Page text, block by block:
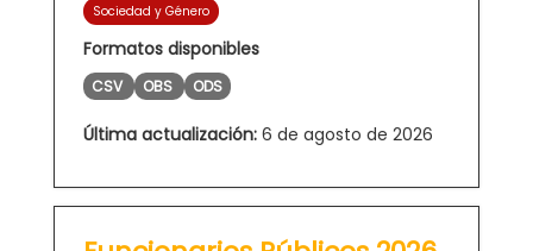
Sociedad y Género
Formatos disponibles
CSV OBS ODS
Última actualización: 6 de agosto de 2026